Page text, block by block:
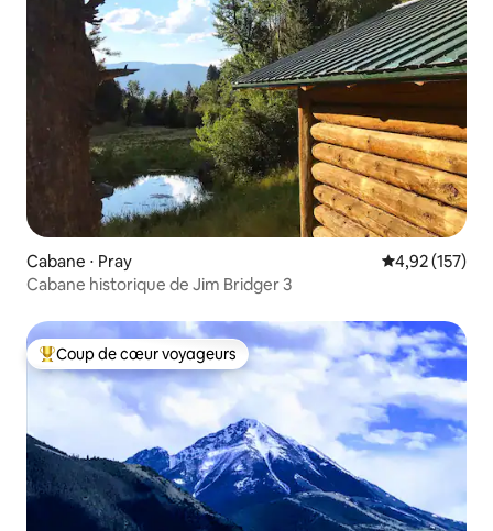
Cabane ⋅ Pray Évaluation
4,92 (157)
Cabane historique de Jim Bridger 3
Coups de cœur voyageurs les plus appréciés
Coup de cœur voyageurs